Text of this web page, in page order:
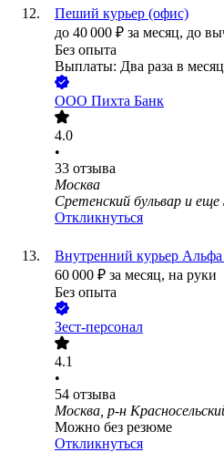
Пеший курьер (офис)
до 40 000 ₽ за месяц, до
Без опыта
Выплаты: Два раза в месяц
ООО Пихта Банк
4.0
•
33 отзыва
Москва
Сретенский бульвар и еще
Откликнуться
Внутренний курьер
60 000 ₽ за месяц, на руки
Без опыта
Зест-персонал
4.1
•
54 отзыва
Москва, р-н
Можно без резюме
Откликнуться